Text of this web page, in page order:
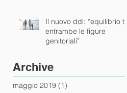
Il nuovo ddl: “equilibrio tra
entrambe le figure
genitoriali”
Archive
maggio 2019 (1)